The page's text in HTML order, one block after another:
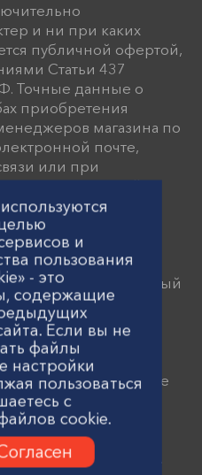
и ни при каких
публичной офертой,
Статьи 437
Точные данные о
приобретения
магазина по
почте,
или при
на сайте
авторского
информации
с администрацией
Вы принимаете
каждый
персональные
устройства для
разработанные
В ассортименте
пневматические
которые
распыления.
и
пользования
- это
содержащие
Если вы не
файлы
настройки
пользоваться
с
cookie.